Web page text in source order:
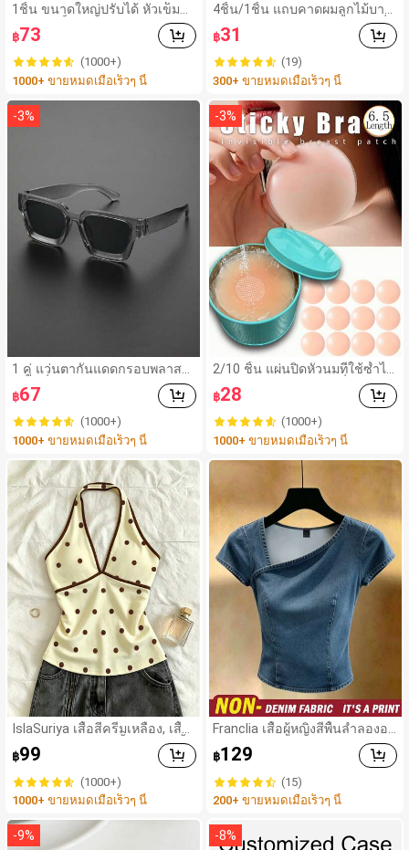
1ชิ้น ขนาดใหญ่ปรับได้ หัวเข็มขั
ดสีทอง เข็มขัดแบบสบาย ใช้ได้กั
บกางเกงยีนส์, เสื้อผ้าลำลอง, เสื้อ
แจ็คเก็ต, ชุดเดรส, เข็มขัดหนังสัม
ผัสแบบโบฮีเมียน สำหรับใส่ในชีวิ
ตประจำวัน ใช้ได้ในฤดูใบไม้ร่วง,
฿73
(1000+)
1000+ ขายหมดเมื่อเร็วๆ นี้
-3%
1 คู่ แว่นตากันแดดกรอบพลาสติ
กสี่เหลี่ยมสีเทาแบบคลาสสิกสำห
รับผู้ชาย เหมาะสำหรับใส่กลางแ
จ้ง ใส่ได้ทุกวัน และเดินทาง
฿67
(1000+)
1000+ ขายหมดเมื่อเร็วๆ นี้
IslaSuriya เสื้อสีครีมเหลือง, เสื้อ
ลายจุด, ชุดผู้หญิง, เสื้อผู้หญิง, เสื้อ
กล้ามลำลอง, กำลังเป็นที่นิยม, เสื้
อแฟชั่น, เสื้อ Y2k, เสื้อผ้า Y2k, เสื้
อหรูหรา, เสื้อคล้องคอ, เสื้อเซ็กซี
่, เสื้อเปิดหลัง,
฿99
(1000+)
1000+ ขายหมดเมื่อเร็วๆ นี้
-9%
4ชิ้น/1ชิ้น แถบคาดผมลูกไม้บาง
กว้างยืดหยุ่นสำหรับผู้หญิง, แฟชั่น
อเนกประสงค์พรีเมียมหรูหราสไต
ล์มินิมอล ผ้าพันคอเล็กๆ ห่วงผม
อุปกรณ์เสริมผม, เหมาะสำหรับก
ารออกไปข้างนอกประจำวัน, ลำ
รพักผ่อน, การมัดผม, การจัดทรงผ
ม, การแต่งหน้า, การจับคู่ชุด, อุป
กรณ์เสริมประดับผม
฿31
(19)
300+ ขายหมดเมื่อเร็วๆ นี้
-3%
2/10 ชิ้น แผ่นปิดหัวนมที่ใช้ซ้ำได้
ล่องหน ไร้รอยต่อ & ไม่ลื่น เหมาะ
สำหรับโอกาสต่างๆ สิ่งจำเป็นสำ
หรับฤดูร้อน
฿28
(1000+)
1000+ ขายหมดเมื่อเร็วๆ นี้
Franclia เสื้อผู้หญิงสีพื้นลำลองอเ
นกประสงค์สำหรับใส่ประจำวัน
฿129
(15)
200+ ขายหมดเมื่อเร็วๆ นี้
-8%